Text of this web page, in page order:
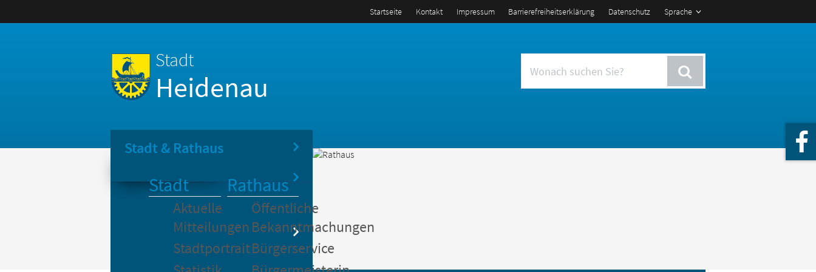
Sprache
Startseite Kontakt Impressum Barrierefreiheitserklärung Datenschutz
Stadt
Heidenau
Stadt & Rathaus
Stadt
Aktuelle
Mitteilungen
Stadtportrait
Rathaus
Öffentliche
Bekanntmachungen
Bürgerservice